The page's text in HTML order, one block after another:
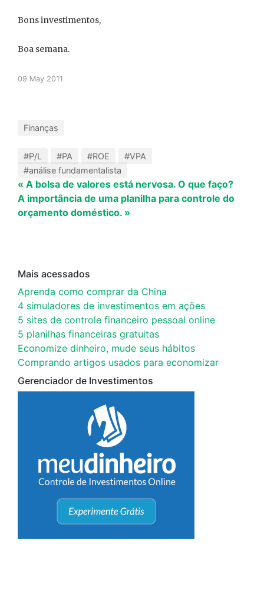
Bons investimentos,
Boa semana.
09 May 2011
Finanças
#P/L #PA #ROE
#VPA
#análise fundamentalista
« A bolsa de valores está nervosa. O que faço?
A importância de uma planilha para controle do
orçamento doméstico. »
Mais acessados
Aprenda como comprar da China
4 simuladores de investimentos em ações
5 sites de controle financeiro pessoal online
5 planilhas financeiras gratuitas
Economize dinheiro, mude seus hábitos
Comprando artigos usados para economizar
Gerenciador de Investimentos